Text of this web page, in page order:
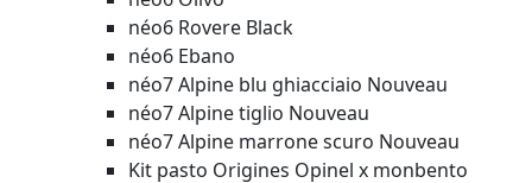
néo6 Rovere Black
néo6 Ebano
néo7 Alpine blu ghiacciaio Nouveau
néo7 Alpine tiglio Nouveau
néo7 Alpine marrone scuro Nouveau
Kit pasto Origines Opinel x monbento